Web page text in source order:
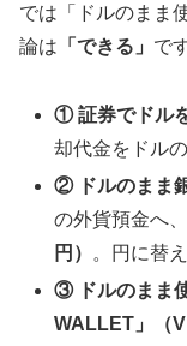
では「ドルのまま
論は 「できる」 で
① 証券でドル
却代金をドル
② ドルのまま
の外貨預金へ
円）
。円に替
③ ドルのまま
WALLET」（